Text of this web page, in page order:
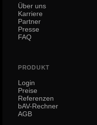
Über uns
Karriere
Partner
Presse
FAQ
PRODUKT
Login
Preise
Referenzen
bAV-Rechner
AGB